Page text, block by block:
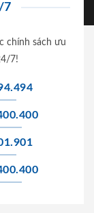
7
chính sách ưu
7!